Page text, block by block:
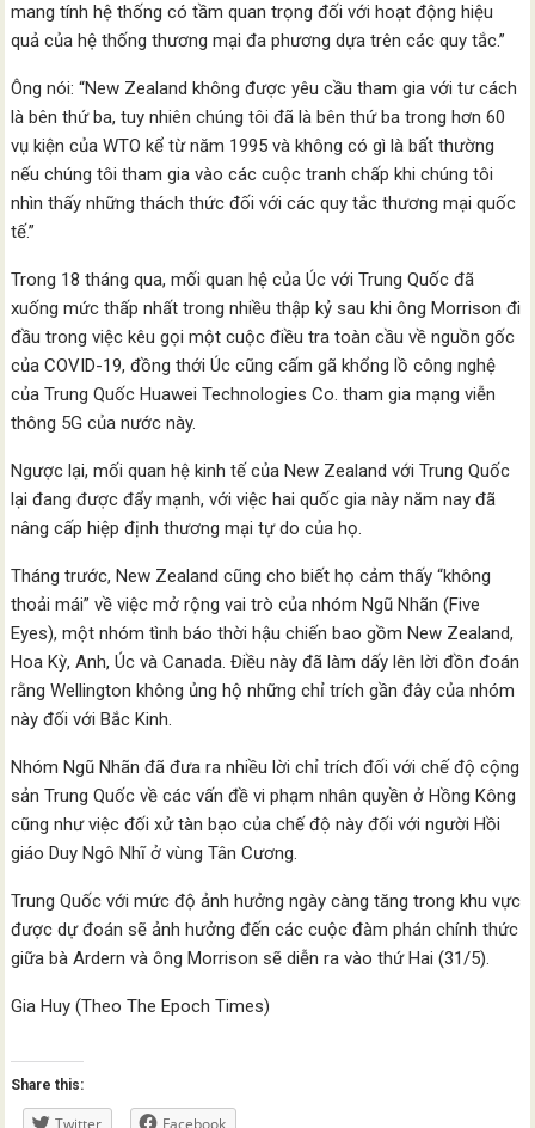
mang tính hệ thống có tầm quan trọng đối với hoạt động hiệu
quả của hệ thống thương mại đa phương dựa trên các quy tắc.”
Ông nói: “New Zealand không được yêu cầu tham gia với tư cách
là bên thứ ba, tuy nhiên chúng tôi đã là bên thứ ba trong hơn 60
vụ kiện của WTO kể từ năm 1995 và không có gì là bất thường
nếu chúng tôi tham gia vào các cuộc tranh chấp khi chúng tôi
nhìn thấy những thách thức đối với các quy tắc thương mại quốc
tế.”
Trong 18 tháng qua, mối quan hệ của Úc với Trung Quốc đã
xuống mức thấp nhất trong nhiều thập kỷ sau khi ông Morrison đi
đầu trong việc kêu gọi một cuộc điều tra toàn cầu về nguồn gốc
của COVID-19, đồng thới Úc cũng cấm gã khổng lồ công nghệ
của Trung Quốc Huawei Technologies Co. tham gia mạng viễn
thông 5G của nước này.
Ngược lại, mối quan hệ kinh tế của New Zealand với Trung Quốc
lại đang được đẩy mạnh, với việc hai quốc gia này năm nay đã
nâng cấp hiệp định thương mại tự do của họ.
Tháng trước, New Zealand cũng cho biết họ cảm thấy “không
thoải mái” về việc mở rộng vai trò của nhóm Ngũ Nhãn (Five
Eyes), một nhóm tình báo thời hậu chiến bao gồm New Zealand,
Hoa Kỳ, Anh, Úc và Canada. Điều này đã làm dấy lên lời đồn đoán
rằng Wellington không ủng hộ những chỉ trích gần đây của nhóm
này đối với Bắc Kinh.
Nhóm Ngũ Nhãn đã đưa ra nhiều lời chỉ trích đối với chế độ cộng
sản Trung Quốc về các vấn đề vi phạm nhân quyền ở Hồng Kông
cũng như việc đối xử tàn bạo của chế độ này đối với người Hồi
giáo Duy Ngô Nhĩ ở vùng Tân Cương.
Trung Quốc với mức độ ảnh hưởng ngày càng tăng trong khu vực
được dự đoán sẽ ảnh hưởng đến các cuộc đàm phán chính thức
giữa bà Ardern và ông Morrison sẽ diễn ra vào thứ Hai (31/5).
Gia Huy (Theo The Epoch Times)
Share this:
Twitter Facebook